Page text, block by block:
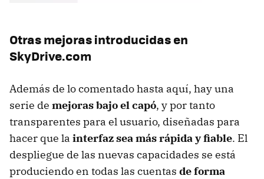
Otras mejoras introducidas en
SkyDrive.com
Además de lo comentado hasta aquí, hay una
serie de mejoras bajo el capó, y por tanto
transparentes para el usuario, diseñadas para
hacer que la interfaz sea más rápida y fiable. El
despliegue de las nuevas capacidades se está
produciendo en todas las cuentas de forma